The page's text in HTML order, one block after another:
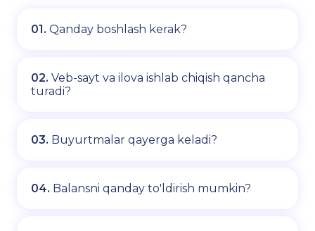
01. Qanday boshlash kerak?
02. Veb-sayt va ilova ishlab chiqish qancha
turadi?
03. Buyurtmalar qayerga keladi?
04. Balansni qanday to'ldirish mumkin?